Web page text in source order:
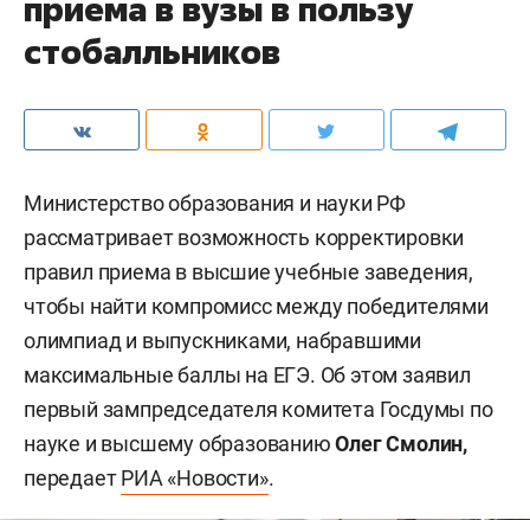
стобалльников
Министерство образования и науки РФ
рассматривает возможность корректировки
правил приема в высшие учебные заведения,
чтобы найти компромисс между победителями
олимпиад и выпускниками, набравшими
максимальные баллы на ЕГЭ. Об этом заявил
первый зампредседателя комитета Госдумы по
науке и высшему образованиюОлег Смолин,
передаетРИА «Новости».